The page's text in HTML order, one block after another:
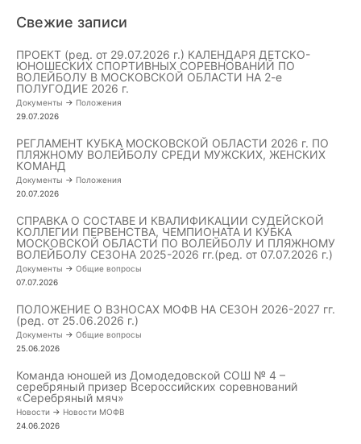
Свежие записи
ПРОЕКТ (ред. от 29.07.2026 г.) КАЛЕНДАРЯ ДЕТСКО-
ЮНОШЕСКИХ СПОРТИВНЫХ СОРЕВНОВАНИЙ ПО
ВОЛЕЙБОЛУ В МОСКОВСКОЙ ОБЛАСТИ НА 2-е
ПОЛУГОДИЕ 2026 г.
Документы -> Положения
29.07.2026
РЕГЛАМЕНТ КУБКА МОСКОВСКОЙ ОБЛАСТИ 2026 г. ПО
ПЛЯЖНОМУ ВОЛЕЙБОЛУ СРЕДИ МУЖСКИХ, ЖЕНСКИХ
КОМАНД
Документы -> Положения
20.07.2026
СПРАВКА О СОСТАВЕ И КВАЛИФИКАЦИИ СУДЕЙСКОЙ
КОЛЛЕГИИ ПЕРВЕНСТВА, ЧЕМПИОНАТА И КУБКА
МОСКОВСКОЙ ОБЛАСТИ ПО ВОЛЕЙБОЛУ И ПЛЯЖНОМУ
ВОЛЕЙБОЛУ СЕЗОНА 2025-2026 гг.(ред. от 07.07.2026 г.)
Документы -> Общие вопросы
07.07.2026
ПОЛОЖЕНИЕ О ВЗНОСАХ МОФВ НА СЕЗОН 2026-2027 гг.
(ред. от 25.06.2026 г.)
Документы -> Общие вопросы
25.06.2026
Команда юношей из Домодедовской СОШ № 4 –
серебряный призер Всероссийских соревнований
«Серебряный мяч»
Новости -> Новости МОФВ
24.06.2026